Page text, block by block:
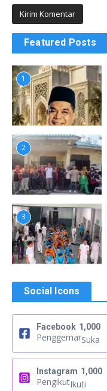
Featured Posts
1
2
3
Social Icons
Facebook 1,000
PenggemarSuka
Instagram 1,000
PengikutIkuti